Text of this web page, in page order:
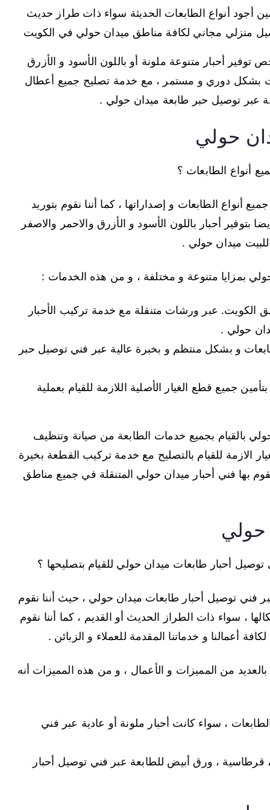
أجود أنواع الطابعات الحديثة سواء ذات طراز حديث
منزلي مجاني لكافة مناطق ميدان حولي في الكويت
توفير أحبار متنوعة ملونة أو باللون الأسود و الأزرق
بشكل دوري و مستمر ، مع خدمة تصليح جميع أعطال
عبر توصيل حبر طابعة ميدان حولي .
حولي
أنواع الطابعات ؟
أنواع الطابعات و إصداراتها ، كما أننا نقوم بتوريد
أحبار باللون الأسود و الأزرق والاحمر والاصفر
ميدان حولي .
بمزايا متنوعة و مختلفة ، و من هذه الخدمات :
الكويت. عبر ورشات متنقلة مع خدمة تركيب الأحبار
حولي .
و بشكل منتظم و بخبرة عالية عبر فني توصيل حبر
جميع قطع الغيار الأصلية اللازمة للقيام بعملية
بالقيام بجميع خدمات الطابعة من صيانة وتنظيف
الازمة للقيام بالتصليح مع خدمة تركيب القطعة بخيرة
بها فني أحبار ميدان حولي المتنقلة في جميع مناطق
حولي
أحبار طابعات ميدان حولي للقيام بتصليحها ؟
فني توصيل أحبار طابعات ميدان حولي ، حيث أننا نقوم
، سواء ذات الطراز الحديث أو القديم ، كما أننا نقوم
أعمالنا و خدماتنا المقدمة للعملاء و الزبائن .
من المميزات و الأعمال ، و من هذه المميزات أنه
، سواء كانت أحبار ملونة أو عادية عبر فني
قرطاسية ، ورق أبيض للطابعة عبر فني توصيل أحبار